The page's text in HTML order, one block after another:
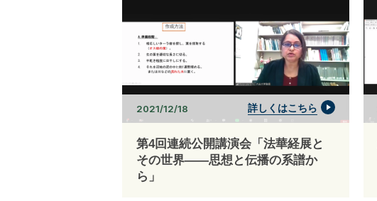
2021/12/18 詳しくはこちら
第4回連続公開講演会「法華経展と
その世界――思想と伝播の系譜か
ら」